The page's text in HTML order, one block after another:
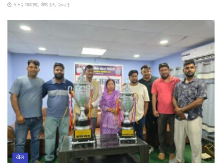
१:५२ मध्यान्ह, जेष्ठ ३१, २०८३
खेल